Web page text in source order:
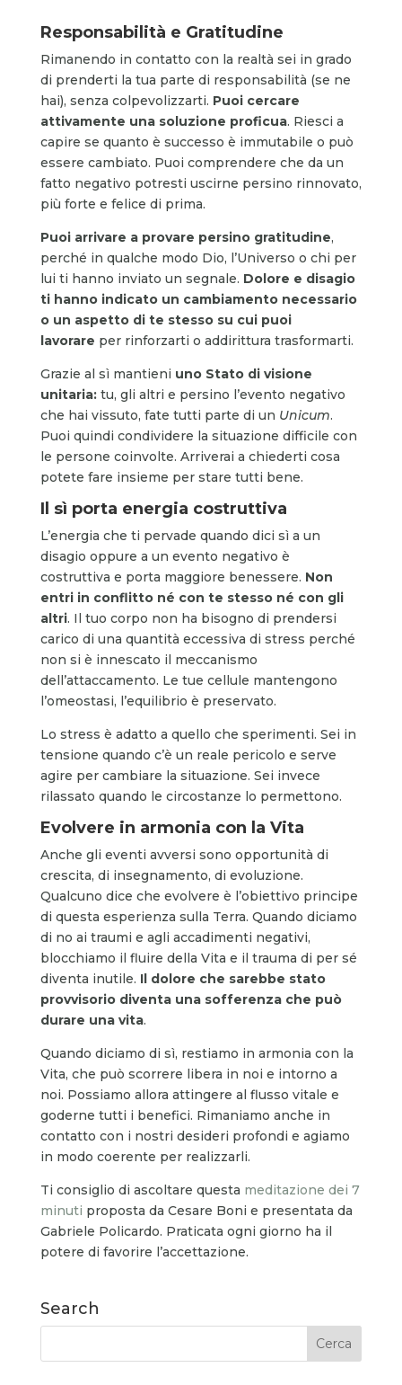
Responsabilità e Gratitudine
Rimanendo in contatto con la realtà sei in grado
di prenderti la tua parte di responsabilità (se ne
hai), senza colpevolizzarti. Puoi cercare
attivamente una soluzione proficua. Riesci a
capire se quanto è successo è immutabile o può
essere cambiato. Puoi comprendere che da un
fatto negativo potresti uscirne persino rinnovato,
più forte e felice di prima.
Puoi arrivare a provare persino gratitudine,
perché in qualche modo Dio, l’Universo o chi per
lui ti hanno inviato un segnale. Dolore e disagio
ti hanno indicato un cambiamento necessario
o un aspetto di te stesso su cui puoi
lavorare per rinforzarti o addirittura trasformarti.
Grazie al sì mantieni uno Stato di visione
unitaria: tu, gli altri e persino l’evento negativo
che hai vissuto, fate tutti parte di un Unicum.
Puoi quindi condividere la situazione difficile con
le persone coinvolte. Arriverai a chiederti cosa
potete fare insieme per stare tutti bene.
Il sì porta energia costruttiva
L’energia che ti pervade quando dici sì a un
disagio oppure a un evento negativo è
costruttiva e porta maggiore benessere. Non
entri in conflitto né con te stesso né con gli
altri. Il tuo corpo non ha bisogno di prendersi
carico di una quantità eccessiva di stress perché
non si è innescato il meccanismo
dell’attaccamento. Le tue cellule mantengono
l’omeostasi, l’equilibrio è preservato.
Lo stress è adatto a quello che sperimenti. Sei in
tensione quando c’è un reale pericolo e serve
agire per cambiare la situazione. Sei invece
rilassato quando le circostanze lo permettono.
Evolvere in armonia con la Vita
Anche gli eventi avversi sono opportunità di
crescita, di insegnamento, di evoluzione.
Qualcuno dice che evolvere è l’obiettivo principe
di questa esperienza sulla Terra. Quando diciamo
di no ai traumi e agli accadimenti negativi,
blocchiamo il fluire della Vita e il trauma di per sé
diventa inutile. Il dolore che sarebbe stato
provvisorio diventa una sofferenza che può
durare una vita.
Quando diciamo di sì, restiamo in armonia con la
Vita, che può scorrere libera in noi e intorno a
noi. Possiamo allora attingere al flusso vitale e
goderne tutti i benefici. Rimaniamo anche in
contatto con i nostri desideri profondi e agiamo
in modo coerente per realizzarli.
Ti consiglio di ascoltare questa meditazione dei 7
minuti proposta da Cesare Boni e presentata da
Gabriele Policardo. Praticata ogni giorno ha il
potere di favorire l’accettazione.
Search